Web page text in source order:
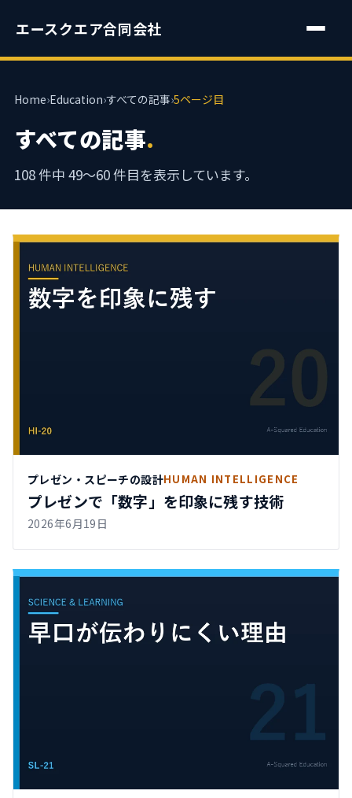
エースクエア合同会社
Home›Education›すべての記事›5ページ目
すべての記事.
108 件中 49〜60 件目を表示しています。
プレゼン・スピーチの設計HUMAN INTELLIGENCE
プレゼンで「数字」を印象に残す技術
2026年6月19日